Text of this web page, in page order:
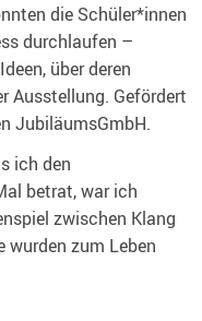
die Schüler*innen
durchlaufen –
über deren
Ausstellung. Gefördert
JubiläumsGmbH.
ich den
betrat, war ich
zwischen Klang
wurden zum Leben